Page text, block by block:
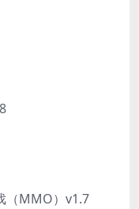
（MMO）v1.7